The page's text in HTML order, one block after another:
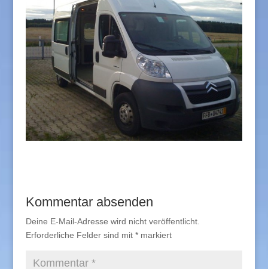
Kommentar absenden
Deine E-Mail-Adresse wird nicht veröffentlicht.
Erforderliche Felder sind mit *markiert